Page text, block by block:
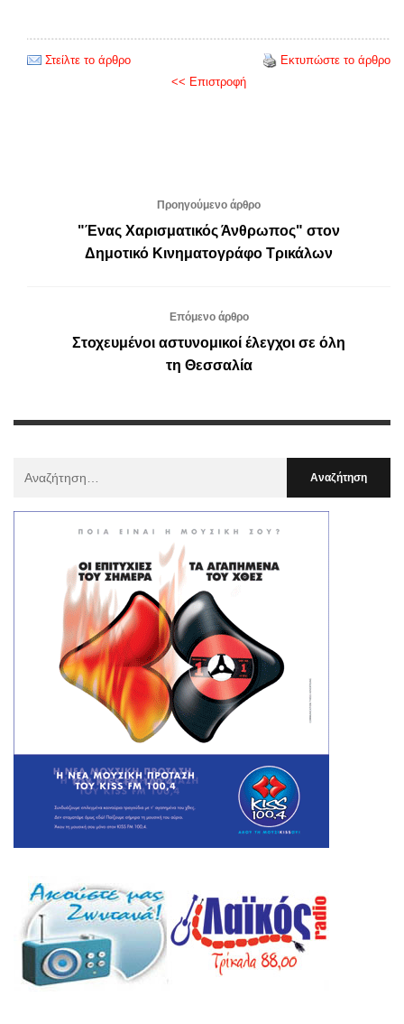
Στείλτε το άρθρο
Εκτυπώστε το άρθρο
<< Επιστροφή
Προηγούμενο άρθρο
"Ένας Χαρισματικός Άνθρωπος" στον
Δημοτικό Κινηματογράφο Τρικάλων
Επόμενο άρθρο
Στοχευμένοι αστυνομικοί έλεγχοι σε όλη
τη Θεσσαλία
: